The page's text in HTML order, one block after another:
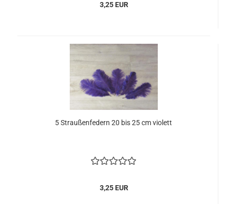
3,25 EUR
5 Straußenfedern 20 bis 25 cm violett
3,25 EUR